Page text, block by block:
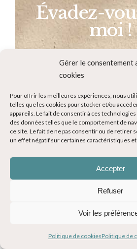
Gérer le consentement
cookies
Pour offrir les meilleures expériences, nous
telles que les cookies pour stocker et/ou
appareils. Le fait de consentir à ces
des données telles que le comportement de
ce site. Le fait de ne pas consentir ou de retirer
un effet négatif sur certaines caractéristiques
Accepter
Refuser
Voir les
Politique de cookiesPolitique de
Évadez-
moi !
Gourmandes en vous abonnant à la
Nouveaux articles, nouvelles
newsletter par mois !